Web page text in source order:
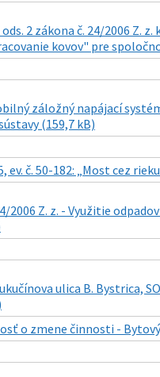
2 zákona č. 24/2006 Z.
kovov" pre
záložný napájací
(159,7 kB)
ev. č. 50-182: „Most cez
2006 Z. z. - Využitie
ulica B. Bystrica,
o zmene činnosti - Bytový